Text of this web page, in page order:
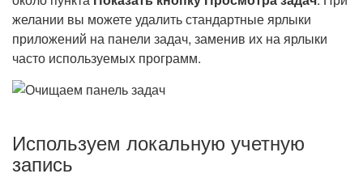
желании вы можете удалить стандартные ярлыки
приложений на панели задач, заменив их на ярлыки
часто используемых программ.
Используем локальную учетную
запись